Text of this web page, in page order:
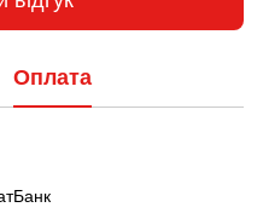
Оплата